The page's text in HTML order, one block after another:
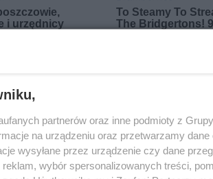
partnerów oraz inne podmioty z
na urządzeniu oraz przetwarzamy
wysyłane przez urządzenie czy dane
wybór spersonalizowanych treści,